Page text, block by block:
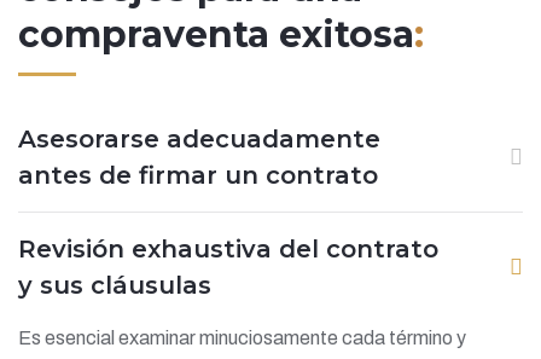
compraventa exitosa:
Asesorarse adecuadamente
antes de firmar un contrato
Revisión exhaustiva del contrato
y sus cláusulas
Es esencial examinar minuciosamente cada término y